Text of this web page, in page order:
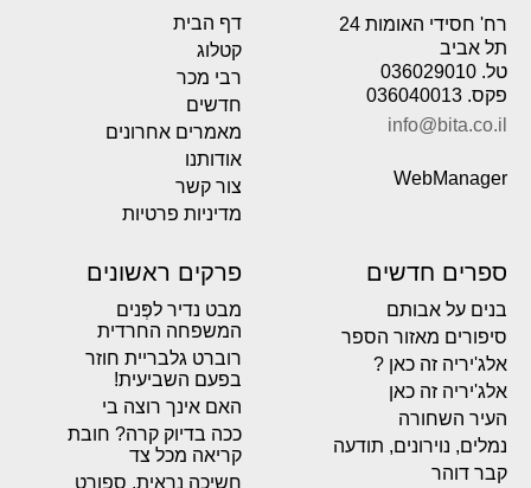
רח' חסידי האומות 24
תל אביב
טל. 036029010
פקס. 036040013
info@bita.co.il
WebManager
דף הבית
קטלוג
רבי מכר
חדשים
מאמרים אחרונים
אודותנו
צור קשר
מדיניות פרטיות
ספרים חדשים
בנים על אבותם
סיפורים מאזור הספר
אלג'יריה זה כאן ?
אלג'יריה זה כאן
העיר השחורה
נמלים, נוירונים, תודעה
קבר דוהר
פרקים ראשונים
מבט נדיר לפְּנים
המשפחה החרדית
רוברט גלבריית חוזר
בפעם השביעית!
האם אינך רוצה בי
ככה בדיוק קרה? חובת
קריאה מכל צד
חשיכה נראית. ספורט